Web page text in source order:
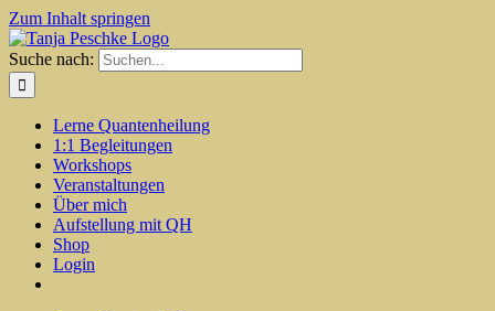
Zum Inhalt springen
Suche nach:
Lerne Quantenheilung
1:1 Begleitungen
Workshops
Veranstaltungen
Über mich
Aufstellung mit QH
Shop
Login